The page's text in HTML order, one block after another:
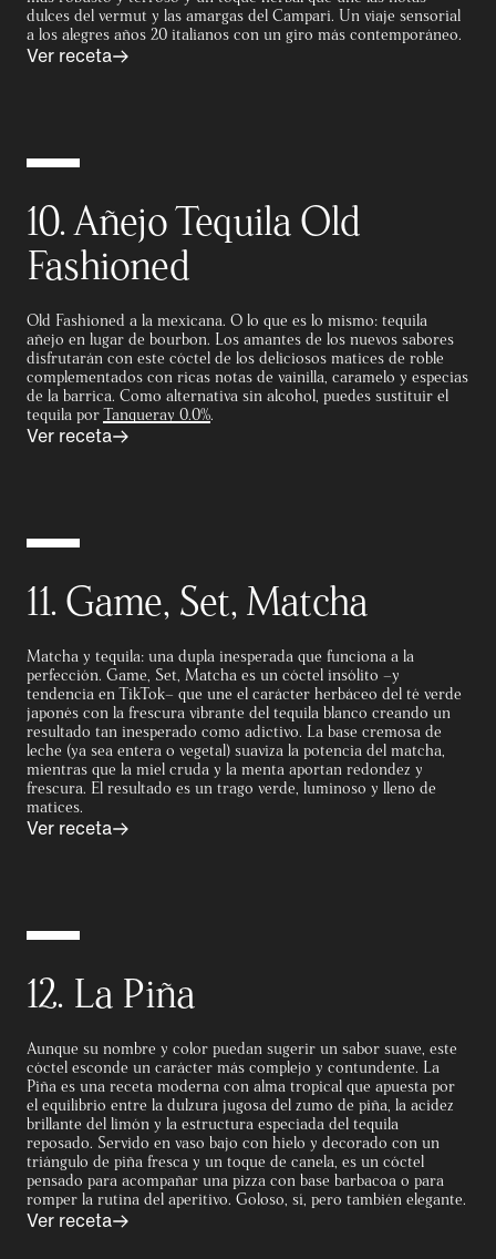
dulces del vermut y las amargas del Campari. Un viaje sensorial
a los alegres años 20 italianos con un giro más contemporáneo.
Ver receta
10. Añejo Tequila Old
Fashioned
Old Fashioned a la mexicana. O lo que es lo mismo: tequila
añejo en lugar de bourbon. Los amantes de los nuevos sabores
disfrutarán con este cóctel de los deliciosos matices de roble
complementados con ricas notas de vainilla, caramelo y especias
de la barrica. Como alternativa sin alcohol, puedes sustituir el
tequila porTanqueray 0.0%.
Ver receta
11. Game, Set, Matcha
Matcha y tequila: una dupla inesperada que funciona a la
perfección. Game, Set, Matcha es un cóctel insólito –y
tendencia en TikTok– que une el carácter herbáceo del té verde
japonés con la frescura vibrante del tequila blanco creando un
resultado tan inesperado como adictivo. La base cremosa de
leche (ya sea entera o vegetal) suaviza la potencia del matcha,
mientras que la miel cruda y la menta aportan redondez y
frescura. El resultado es un trago verde, luminoso y lleno de
matices.
Ver receta
12. La Piña
Aunque su nombre y color puedan sugerir un sabor suave, este
cóctel esconde un carácter más complejo y contundente. La
Piña es una receta moderna con alma tropical que apuesta por
el equilibrio entre la dulzura jugosa del zumo de piña, la acidez
brillante del limón y la estructura especiada del tequila
reposado. Servido en vaso bajo con hielo y decorado con un
triángulo de piña fresca y un toque de canela, es un cóctel
pensado para acompañar una pizza con base barbacoa o para
romper la rutina del aperitivo. Goloso, sí, pero también elegante.
Ver receta